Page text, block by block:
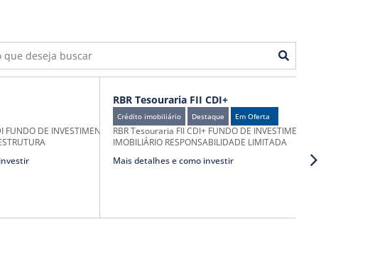
FUNDO DE INVESTIMENTO EM
RBR Tesouraria FII CDI+
Crédito imobiliário Destaque Em Oferta
RBR Tesouraria FII CDI+ FUNDO DE INVESTIMENTO
IMOBILIÁRIO RESPONSABILIDADE LIMITADA
Mais detalhes e como investir
Mais